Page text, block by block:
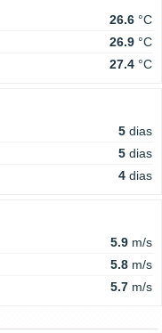
26.6 °C
26.9 °C
27.4 °C
5 dias
5 dias
4 dias
5.9 m/s
5.8 m/s
5.7 m/s